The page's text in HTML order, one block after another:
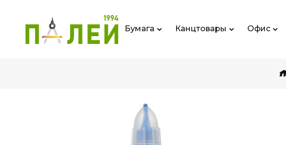
Бумага Канцтовары Офис